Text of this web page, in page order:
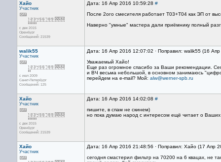
Хайо
Участник
с дек 2015
Оренбург
Сообщений: 21539
Дата: 16 Апр 2016 10:59:28 #
После 2ого смесителя работает T03+T04 как ЭП от
Наверно "умные" мастера дали приёмнику полный
walik55
Участник
с июл 2009
Санкт-Петербург
Сообщений: 125
Дата: 16 Апр 2016 12:07:02 · Поправил: walik55 (16
Уважаемый Хайо!
Еще раз огромное спасибо за Ваши рекомендации.
и ВЧ весьма небольшой, в основном занимаюсь
перейдем на e-mail? Мой: alw@werner-spb.ru
Хайо
Участник
с дек 2015
Оренбург
Сообщений: 21539
Дата: 16 Апр 2016 14:02:08 #
пишите, в спам не скинем)
но пока думаю народ с интересом ещё читает о Ваших
Хайо
Участник
Дата: 16 Апр 2016 21:48:56 · Поправил: Хайо (17 Апр
сегодня смастерил фильтр на 70200 на 6 квацах, не